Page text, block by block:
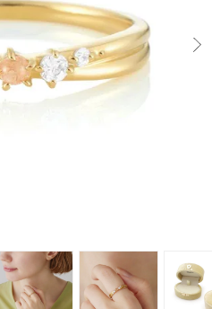
Canal４℃
すべてのジュエリー